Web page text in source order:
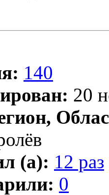
140
20
(а): 12 раз
0